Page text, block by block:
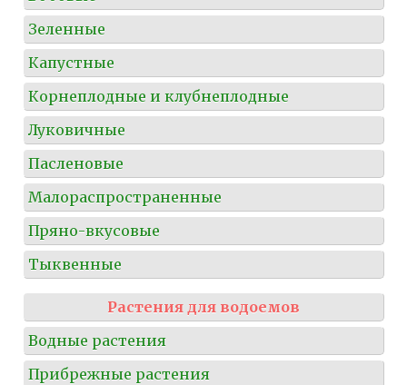
Зеленные
Капустные
Корнеплодные и клубнеплодные
Луковичные
Пасленовые
Малораспространенные
Пряно-вкусовые
Тыквенные
Растения для водоемов
Водные растения
Прибрежные растения